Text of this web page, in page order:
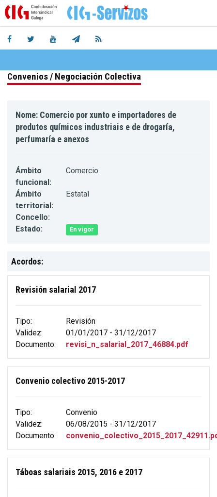
Convenios / Negociación Colectiva
Nome: Comercio por xunto e importadores de
produtos químicos industriais e de drogaría,
perfumaría e anexos
Ámbito
funcional:
Comercio
Ámbito
territorial:
Estatal
Concello:
Estado:
En vigor
Acordos:
Revisión salarial 2017
Tipo:
Revisión
Validez:
01/01/2017 - 31/12/2017
Documento:
revisi_n_salarial_2017_46884.pdf
Convenio colectivo 2015-2017
Tipo:
Convenio
Validez:
06/08/2015 - 31/12/2017
Documento:
Táboas salariais 2015, 2016 e 2017